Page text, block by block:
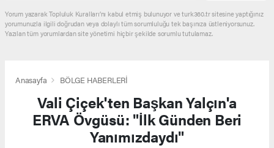
Yorum yazarak Topluluk Kuralları’nı kabul etmiş bulunuyor ve turk360.tr sitesine yaptığınız
yorumunuzla ilgili doğrudan veya dolaylı tüm sorumluluğu tek başınıza üstleniyorsunuz.
Yazılan tüm yorumlardan site yönetimi hiçbir şekilde sorumlu tutulamaz.
Anasayfa BÖLGE HABERLERİ
Vali Çiçek'ten Başkan Yalçın'a
ERVA Övgüsü: "İlk Günden Beri
Yanımızdaydı"